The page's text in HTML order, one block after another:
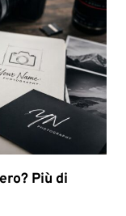
Più di